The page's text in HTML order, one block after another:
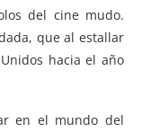
del cine mudo.
que al estallar
hacia el año
en el mundo del